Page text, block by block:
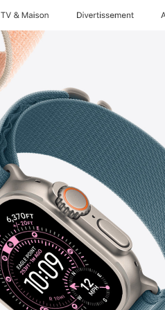
TV & Maison Divertissements